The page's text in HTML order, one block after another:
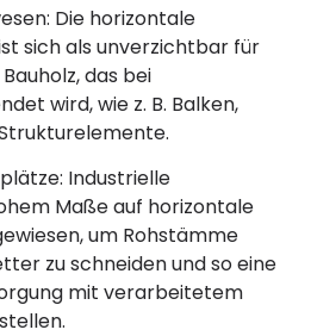
Die horizontale
sich als unverzichtbar für
das bei
wird, wie z. B. Balken,
Industrielle
Maße auf horizontale
um Rohstämme
zu schneiden und so eine
mit verarbeitetem